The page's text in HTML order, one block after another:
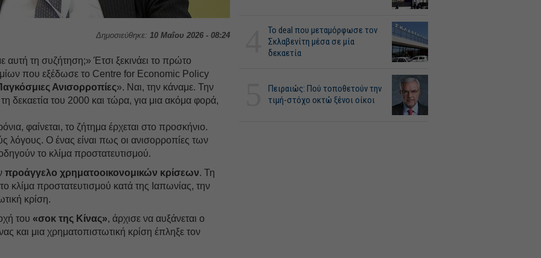
Δημοσιεύθηκε: 10 Μαΐου 2026 - 08:24
αυτή τη συζήτηση;» Έτσι ξεκινάει το πρώτο
που εξέδωσε το Centre for Economic Policy
Ανισορροπίες». Ναι, την κάναμε. Την
δεκαετία του 2000 και τώρα, για μια ακόμα φορά,
φαίνεται, το ζήτημα έρχεται στο προσκήνιο.
λόγους. Ο ένας είναι πως οι ανισορροπίες των
το κλίμα προστατευτισμού.
προάγγελο χρηματοοικονομικών κρίσεων. Τη
κλίμα προστατευτισμού κατά της Ιαπωνίας, την
κρίση.
του «σοκ της Κίνας», άρχισε να αυξάνεται ο
και μια χρηματοπιστωτική κρίση έπληξε τον
Το deal που μεταμόρφωσε τον
Σκλαβενίτη μέσα σε μία
δεκαετία
Πειραιώς: Πού τοποθετούν την
τιμή-στόχο οκτώ ξένοι οίκοι